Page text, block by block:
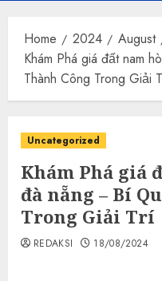
Home 2024 August
Khám Phá giá đất nam
Thành Công Trong Giải
Uncategorized
Khám Phá giá
đà nẵng – Bí
Trong Giải Trí
REDAKSI 18/08/2024